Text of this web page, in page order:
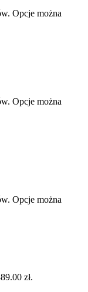
Opcje można
Opcje można
Opcje można
zł.